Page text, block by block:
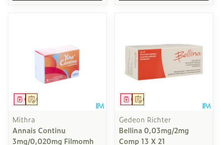
Op voorschrift
Geneesmiddel
Mithra
Annais Continu
3mg/0,020mg Filmomh
Op voorschrift
Geneesmiddel
Gedeon Richter
Bellina 0,03mg/2mg
Comp 13 X 21